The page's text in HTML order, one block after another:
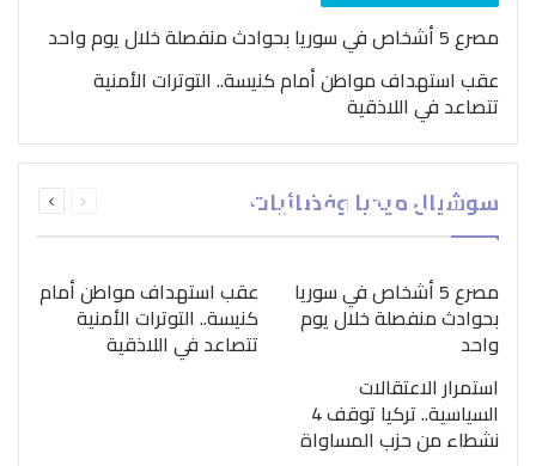
مصرع 5 أشخاص في سوريا بحوادث منفصلة خلال يوم واحد
عقب استهداف مواطن أمام كنيسة.. التوترات الأمنية
تتصاعد في اللاذقية
سوشيال ميديا وفضائيات الصفحةالصفحة
بمناسبة اليوم الدولي..
“الصحة العالمية” تؤكد
ضرورة اتباع نهج متكامل
لمواجهة إدمان المخدرات
مصرع 5 أشخاص في سوريا
بحوادث منفصلة خلال يوم
واحد
عقب استهداف مواطن أمام
كنيسة.. التوترات الأمنية
تتصاعد في اللاذقية
استمرار الاعتقالات
السياسية.. تركيا توقف 4
نشطاء من حزب المساواة